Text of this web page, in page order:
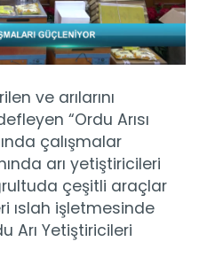
ve arılarını
“Ordu Arısı
çalışmalar
arı yetiştiricileri
çeşitli araçlar
ıslah işletmesinde
Arı Yetiştiricileri